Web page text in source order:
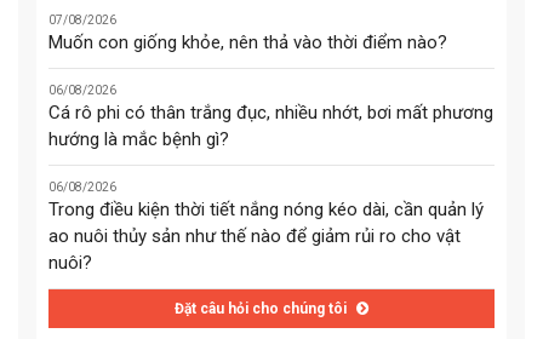
07/08/2026
Muốn con giống khỏe, nên thả vào thời điểm nào?
06/08/2026
Cá rô phi có thân trắng đục, nhiều nhớt, bơi mất phương
hướng là mắc bệnh gì?
06/08/2026
Trong điều kiện thời tiết nắng nóng kéo dài, cần quản lý
ao nuôi thủy sản như thế nào để giảm rủi ro cho vật
nuôi?
Đặt câu hỏi cho chúng tôi